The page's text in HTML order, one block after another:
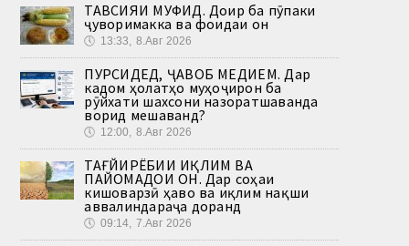
ТАВСИЯИ МУФИД. Доир ба пӯпаки
ҷуворимакка ва фоидаи он
🕔 13:33, 8.Авг 2026
ПУРСИДЕД, ҶАВОБ МЕДИҲЕМ. Дар
кадом ҳолатҳо муҳоҷирон ба
рӯйхати шахсони назоратшаванда
ворид мешаванд?
🕔 12:00, 8.Авг 2026
ТАҒЙИРЁБИИ ИҚЛИМ ВА
ПАЙОМАДҲОИ ОН. Дар соҳаи
кишоварзӣ ҳаво ва иқлим нақши
аввалиндараҷа доранд
🕔 09:14, 7.Авг 2026